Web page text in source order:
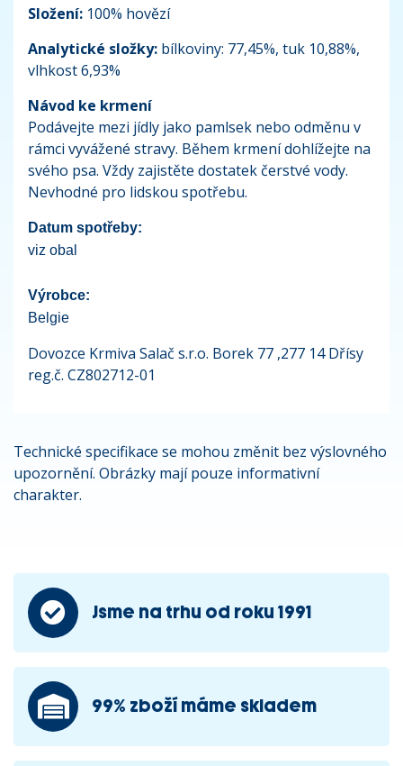
Složení: 100% hovězí
Analytické složky: bílkoviny: 77,45%, tuk 10,88%,
vlhkost 6,93%
Návod ke krmení
Podávejte mezi jídly jako pamlsek nebo odměnu v
rámci vyvážené stravy. Během krmení dohlížejte na
svého psa. Vždy zajistěte dostatek čerstvé vody.
Nevhodné pro lidskou spotřebu.
Datum spotřeby:
viz obal
Výrobce:
Belgie
Dovozce Krmiva Salač s.r.o. Borek 77 ,277 14 Dřísy
reg.č. CZ802712-01
Technické specifikace se mohou změnit bez výslovného
upozornění. Obrázky mají pouze informativní
charakter.
Jsme na trhu od roku 1991
99% zboží máme skladem